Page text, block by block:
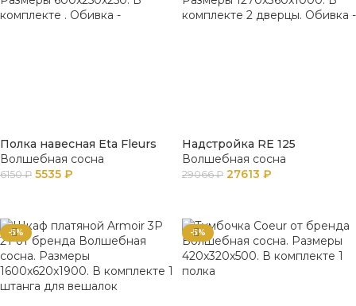
Полка навесная Eta Fleurs
Волшебная сосна
6150₽ 5535 ₽
Надстройка RE 125
Волшебная сосна
29066₽ 27613 ₽
-5% -5%